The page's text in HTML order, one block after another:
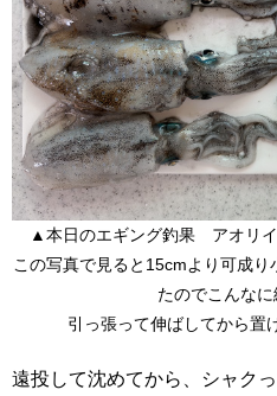
▲本日のエギング釣果 アオリ
この写真で見ると15cmより可成
たのでこんな
引っ張って伸ばしてから置
遠投して沈めてから、シャク